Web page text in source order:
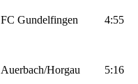
FC Gundelfingen 4:55
Auerbach/Horgau 5:16